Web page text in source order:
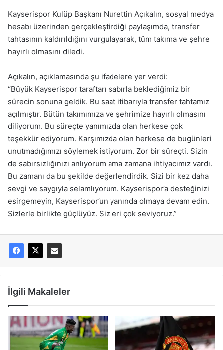
Kayserispor Kulüp Başkanı Nurettin Açıkalın, sosyal medya
hesabı üzerinden gerçekleştirdiği paylaşımda, transfer
tahtasının kaldırıldığını vurgulayarak, tüm takıma ve şehre
hayırlı olmasını diledi.
Açıkalın, açıklamasında şu ifadelere yer verdi:
“Büyük Kayserispor taraftarı sabırla beklediğimiz bir
sürecin sonuna geldik. Bu saat itibarıyla transfer tahtamız
açılmıştır. Bütün takımımıza ve şehrimize hayırlı olmasını
diliyorum. Bu süreçte yanımızda olan herkese çok
teşekkür ediyorum. Karşımızda olan herkese de bugünleri
unutmadığımızı söylemek istiyorum. Zor bir süreçti. Sizin
de sabırsızlığınızı anlıyorum ama zamana ihtiyacımız vardı.
Bu zamanı da bu şekilde değerlendirdik. Sizi bir kez daha
sevgi ve saygıyla selamlıyorum. Kayserispor’a desteğinizi
esirgemeyin, Kayserispor’un yanında olmaya devam edin.
Sizlerle birlikte güçlüyüz. Sizleri çok seviyoruz.”
İlgili Makaleler